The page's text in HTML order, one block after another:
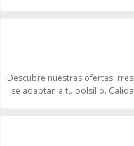
¡Descubre nuestras ofertas
se adaptan a tu bolsillo.